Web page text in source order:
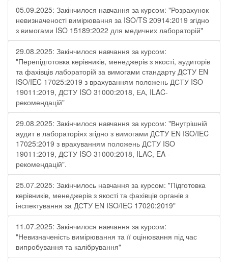
05.09.2025: Закінчилося навчання за курсом: "Розрахунок
невизначеності вимірювання за ISO/TS 20914:2019 згідно
з вимогами ISO 15189:2022 для медичних лабораторій"
29.08.2025: Закінчилося навчання за курсом:
"Перепідготовка керівників, менеджерів з якості, аудиторів
та фахівців лабораторій за вимогами стандарту ДСТУ EN
ISO/IEC 17025:2019 з врахуванням положень ДСТУ ISO
19011:2019, ДСТУ ISO 31000:2018, ЕА, ILAC-
рекомендацій"
29.08.2025: Закінчилося навчання за курсом: "Внутрішній
аудит в лабораторіях згідно з вимогами ДСТУ EN ISO/IEC
17025:2019 з врахуванням положень ДСТУ ISO
19011:2019, ДСТУ ISO 31000:2018, ILAC, EA -
рекомендацій".
25.07.2025: Закінчилось навчання за курсом: "Підготовка
керівників, менеджерів з якості та фахівців органів з
інспектування за ДСТУ EN ISO/IEC 17020:2019"
11.07.2025: Закінчилося навчання за курсом:
"Невизначеність вимірювання та її оцінювання під час
випробування та калібрування"